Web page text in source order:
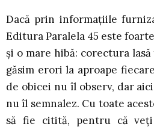
Dacă prin informaţiile
Editura Paralela 45 este
şi o mare hibă: corectura
găsim erori la aproape
de obicei nu îl observ, dar
nu îl semnalez. Cu toate
să fie citită, pentru că